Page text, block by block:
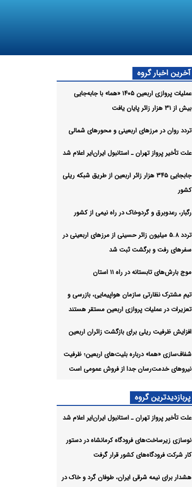
آخرین اخبار گروه
عملیات پروازی اربعین ۱۴۰۵ «هما» با جابه‌جایی
بیش از ۳۱ هزار زائر پایان یافت
تردد روان در مرزهای اربعینی و محورهای شمالی
علت تأخیر پرواز تهران ـ استانبول ایران‌ایر اعلام شد
جابجایی ۳۴۵ هزار زائر اربعین از طریق شبکه ریلی
کشور
رگبار، رعدوبرق و گردوخاک در راه نیمی از کشور
تردد ۵.۸ میلیون زائر حسینی از مرزهای اربعینی در
سفرهای رفت و برگشت ثبت شد
موج بارش‌های تابستانه در راه ۱۱ استان
تیم مشترک نظارتی سازمان هواپیمایی، بازرسی و
تعزیرات در عملیات پروازی اربعین مستقر هستند
افزایش ظرفیت ریلی برای بازگشت زائران اربعین
شفاف‌سازی «هما» درباره بلیت‌های اربعین؛ ظرفیت
نیروهای خدمت‌رسان جدا از فروش عمومی است
پربازدیدترین گروه
علت تأخیر پرواز تهران ـ استانبول ایران‌ایر اعلام شد
نوسازی زیرساخت‌های فرودگاه کرمانشاه در دستور
کار شرکت فرودگاه‌های کشور قرار گرفت
هشدار برای نیمه شرقی ایران، طوفان گرد و خاک در